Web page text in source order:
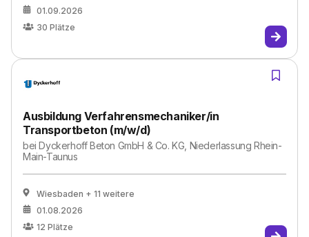
01.09.2026
30 Plätze
Ausbildung Verfahrensmechaniker/in
Transportbeton (m/w/d)
beiDyckerhoff Beton GmbH & Co. KG, Niederlassung Rhein-
Main-Taunus
Wiesbaden + 11 weitere
01.08.2026
12 Plätze